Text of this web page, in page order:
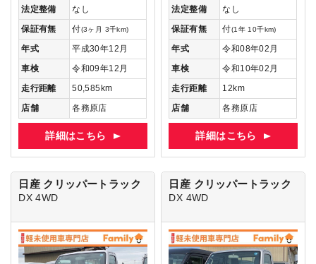
法定整備
なし
保証有無
付(3ヶ月 3千km)
年式
平成30年12月
車検
令和09年12月
走行距離
50,585km
店舗
各務原店
詳細はこちら
法定整備
なし
保証有無
付(1年 10千km)
年式
令和08年02月
車検
令和10年02月
走行距離
12km
店舗
各務原店
詳細はこちら
日産 クリッパートラック
DX 4WD
日産 クリッパートラック
DX 4WD